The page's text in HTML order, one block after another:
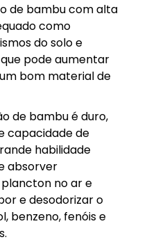
de bambu com alta
como
do solo e
pode aumentar
bom material de
de bambu é duro,
capacidade de
habilidade
absorver
no ar e
e desodorizar o
benzeno, fenóis e